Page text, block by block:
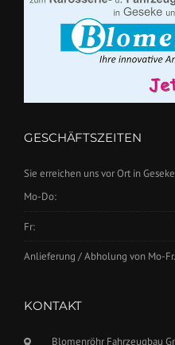
GESCHÄFTSZEITEN
Sie erreichen uns vor Ort in
Mo-Do:
Fr:
Anlieferung / Abholung von Mo-Fr.
KONTAKT
Blomenröhr Fahrzeugbau